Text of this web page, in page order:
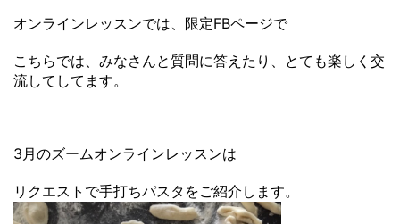
オンラインレッスンでは、限定FBページで
こちらでは、みなさんと質問に答えたり、とても楽しく交
流してしてます。
3月のズームオンラインレッスンは
リクエストで手打ちパスタをご紹介します。